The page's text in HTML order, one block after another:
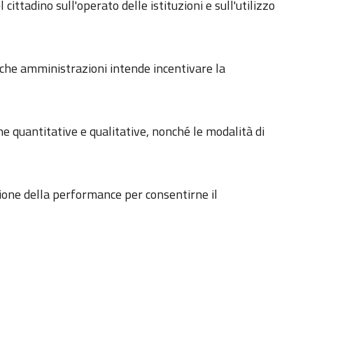
sull'operato delle istituzioni e sull'utilizzo
amministrazioni intende incentivare la
quantitative e qualitative, nonché le modalità di
della performance per consentirne il